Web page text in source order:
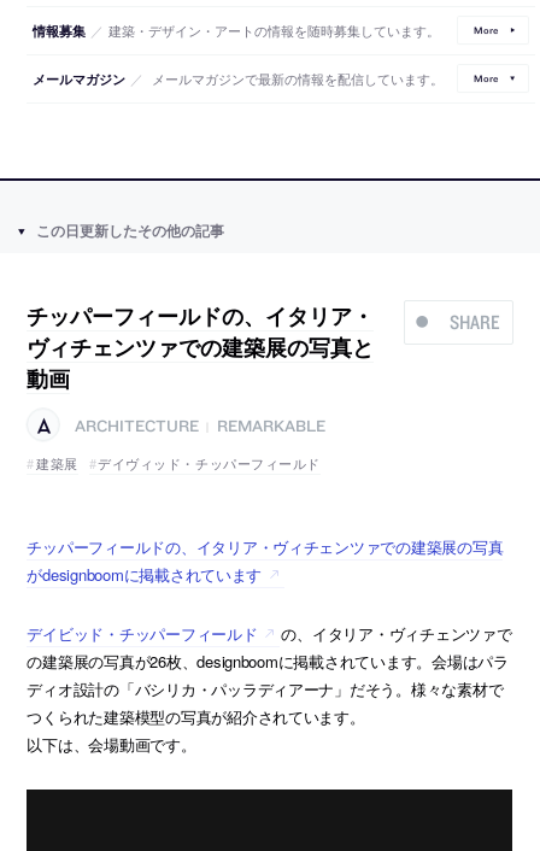
情報募集 ／ 建築・デザイン・アートの情報を随時募集しています。 More
メールマガジン ／ メールマガジンで最新の情報を配信しています。 More
この日更新したその他の記事
SHARE
チッパーフィールドの、イタリア・
ヴィチェンツァでの建築展の写真と
動画
ARCHITECTURE
REMARKABLE
建築展
デイヴィッド・チッパーフィールド
チッパーフィールドの、イタリア・ヴィチェンツァでの建築展の写真
がdesignboomに掲載されています
デイビッド・チッパーフィールド
の、イタリア・ヴィチェンツァで
の建築展の写真が26枚、designboomに掲載されています。会場はパラ
ディオ設計の「バシリカ・パッラディアーナ」だそう。様々な素材で
つくられた建築模型の写真が紹介されています。
以下は、会場動画です。